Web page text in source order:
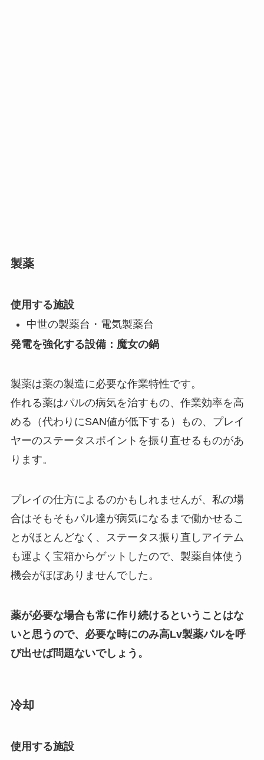
製薬
使用する施設
中世の製薬台・電気製薬台
発電を強化する設備：魔女の鍋
製薬は薬の製造に必要な作業特性です。
作れる薬はパルの病気を治すもの、作業効率を高
める（代わりにSAN値が低下する）もの、プレイ
ヤーのステータスポイントを振り直せるものがあ
ります。
プレイの仕方によるのかもしれませんが、私の場
合はそもそもパル達が病気になるまで働かせるこ
とがほとんどなく、ステータス振り直しアイテム
も運よく宝箱からゲットしたので、製薬自体使う
機会がほぼありませんでした。
薬が必要な場合も常に作り続けるということはな
いと思うので、必要な時にのみ高Lv製薬パルを呼
び出せば問題ないでしょう。
冷却
使用する施設